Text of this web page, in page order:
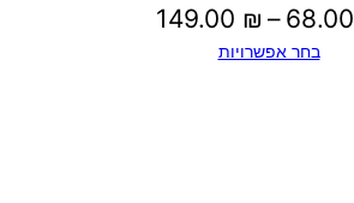
68.00
–
149.00 ₪
בחר אפשרויות